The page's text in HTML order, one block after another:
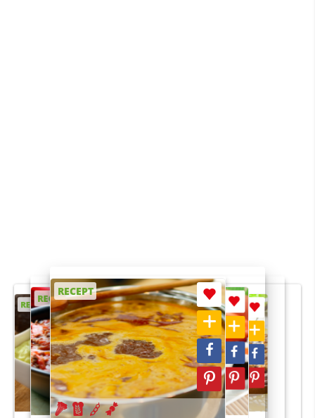
RECEPT
RECEPT
RECEPT
RECEPT
RECEPT